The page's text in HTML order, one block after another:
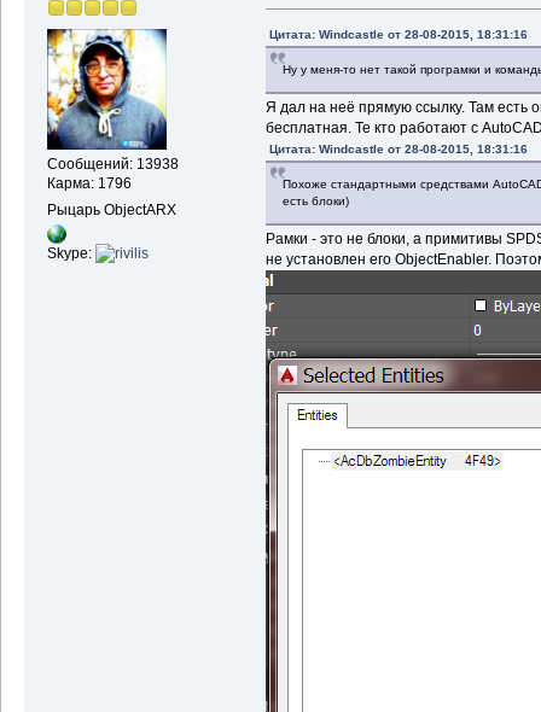
Сообщений: 13938
Карма: 1796
Рыцарь ObjectARX
Skype:
Цитата: Windcastle от 28-08-2015, 18:31:16
Ну у меня-то нет такой програмки и
Я дал на неё прямую ссылку. Там есть
бесплатная. Те кто работают с
Цитата: Windcastle от 28-08-2015, 18:31:16
Похоже стандартными средствами
есть блоки)
Рамки - это не блоки, а примитивы
не установлен его ObjectEnabler.